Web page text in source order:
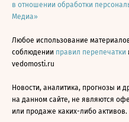
в отношении обработки
Медиа»
Любое использование
соблюдении правил перепечатки
vedomosti.ru
Новости, аналитика, прогнозы и
на данном сайте, не являются
или продаже каких-либо активов.